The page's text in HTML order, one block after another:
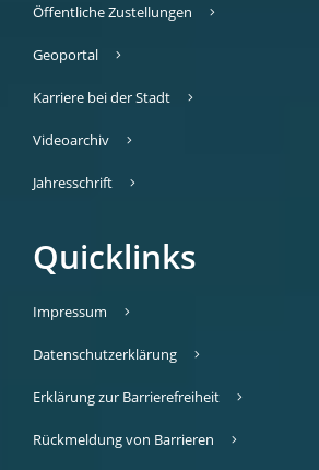
Öffentliche Zustellungen
Geoportal
Karriere bei der Stadt
Videoarchiv
Jahresschrift
Quicklinks
Impressum
Datenschutzerklärung
Erklärung zur Barrierefreiheit
Rückmeldung von Barrieren